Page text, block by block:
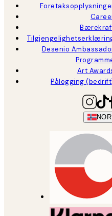
Desenio
Art
Pålogging
NOR